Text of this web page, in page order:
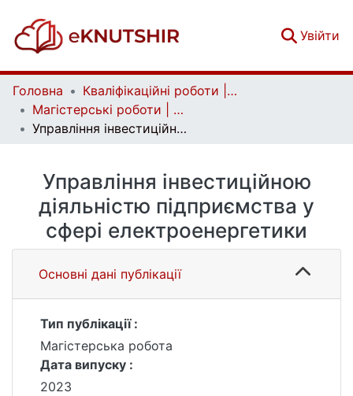
Увійти
Головна
Кваліфікаційні роботи | Qualifying works
Магістерські роботи | Master's theses
Управління інвестиційною діяльністю підприємства у сфері електроенергетики
Управління інвестиційною
діяльністю підприємства у
сфері електроенергетики
Основні дані публікації
Тип публікації :
Магістерська робота
Дата випуску :
2023